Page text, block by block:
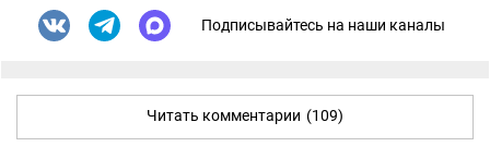
Подписывайтесь на наши каналы
Читать комментарии (109)